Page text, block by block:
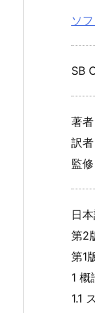
ソ
SB
著
訳
監
日
第2
第1
1 概
1.1